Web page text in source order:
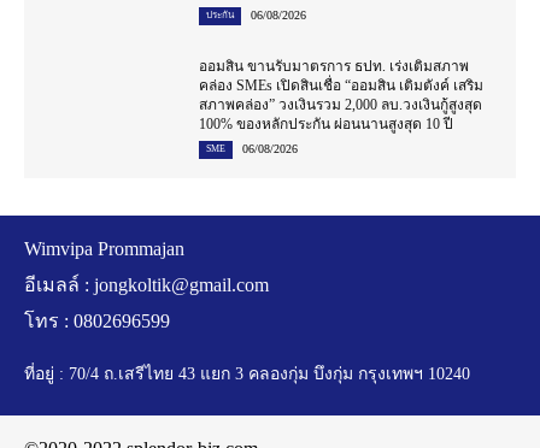
ประกัน 06/08/2026
ออมสิน ขานรับมาตรการ ธปท. เร่งเติมสภาพ
คล่อง SMEs เปิดสินเชื่อ “ออมสิน เติมตังค์ เสริม
สภาพคล่อง” วงเงินรวม 2,000 ลบ.วงเงินกู้สูงสุด
100% ของหลักประกัน ผ่อนนานสูงสุด 10 ปี
SME 06/08/2026
Wimvipa Prommajan
อีเมลล์ : jongkoltik@gmail.com
โทร : 0802696599
ที่อยู่ : 70/4 ถ.เสรีไทย 43 แยก 3 คลองกุ่ม บึงกุ่ม กรุงเทพฯ 10240